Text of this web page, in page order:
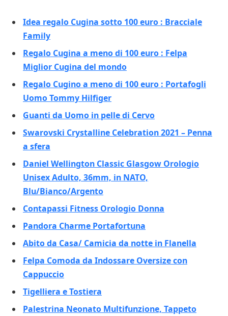
Idea regalo Cugina sotto 100 euro : Bracciale
Family
Regalo Cugina a meno di 100 euro : Felpa
Miglior Cugina del mondo
Regalo Cugino a meno di 100 euro : Portafogli
Uomo Tommy Hilfiger
Guanti da Uomo in pelle di Cervo
Swarovski Crystalline Celebration 2021 – Penna
a sfera
Daniel Wellington Classic Glasgow Orologio
Unisex Adulto, 36mm, in NATO,
Blu/Bianco/Argento
Contapassi Fitness Orologio Donna
Pandora Charme Portafortuna
Abito da Casa/ Camicia da notte in Flanella
Felpa Comoda da Indossare Oversize con
Cappuccio
Tigelliera e Tostiera
Palestrina Neonato Multifunzione, Tappeto